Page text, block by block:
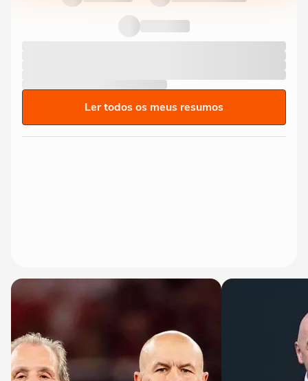
Ler todos os meus resumos